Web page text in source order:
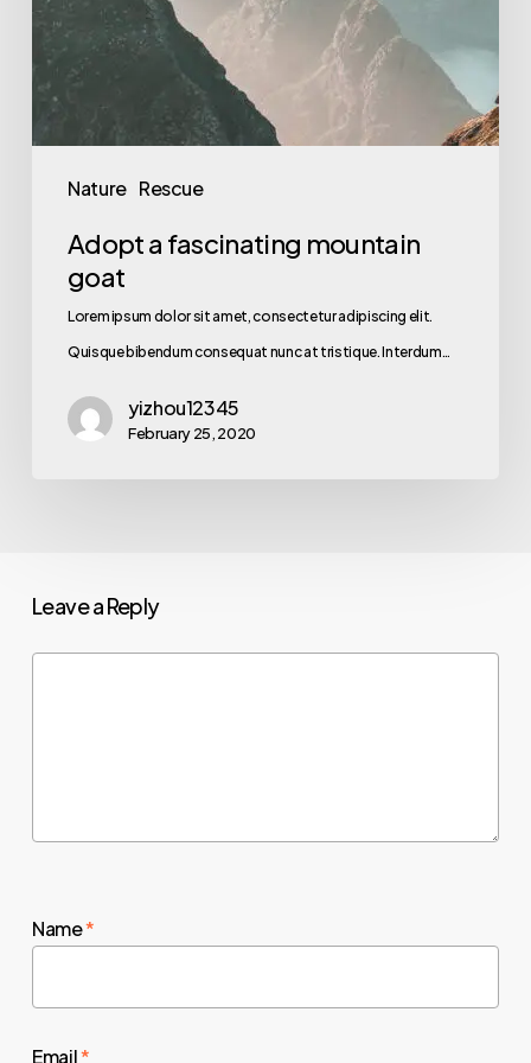
Nature Rescue
Adopt a fascinating mountain
goat
Lorem ipsum dolor sit amet, consectetur adipiscing elit.
Quisque bibendum consequat nunc at tristique. Interdum…
yizhou12345
February 25, 2020
Leave a Reply
Name*
Email*